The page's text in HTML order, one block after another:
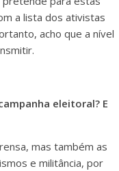
a lista dos ativistas
acho que a nível
eleitoral? E
mas também as
e militância, por